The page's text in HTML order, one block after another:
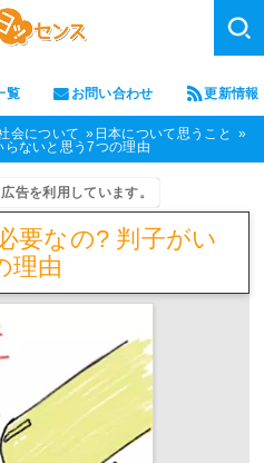
覧 お問い合わせ 更新情報
会について
日本について思うこと
ないと思う7つの理由
告を利用しています。
要なの? 判子がい
理由